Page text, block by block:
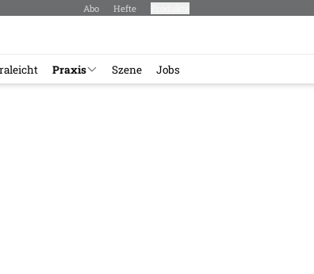
Abo Hefte
Praxis Szene Jobs